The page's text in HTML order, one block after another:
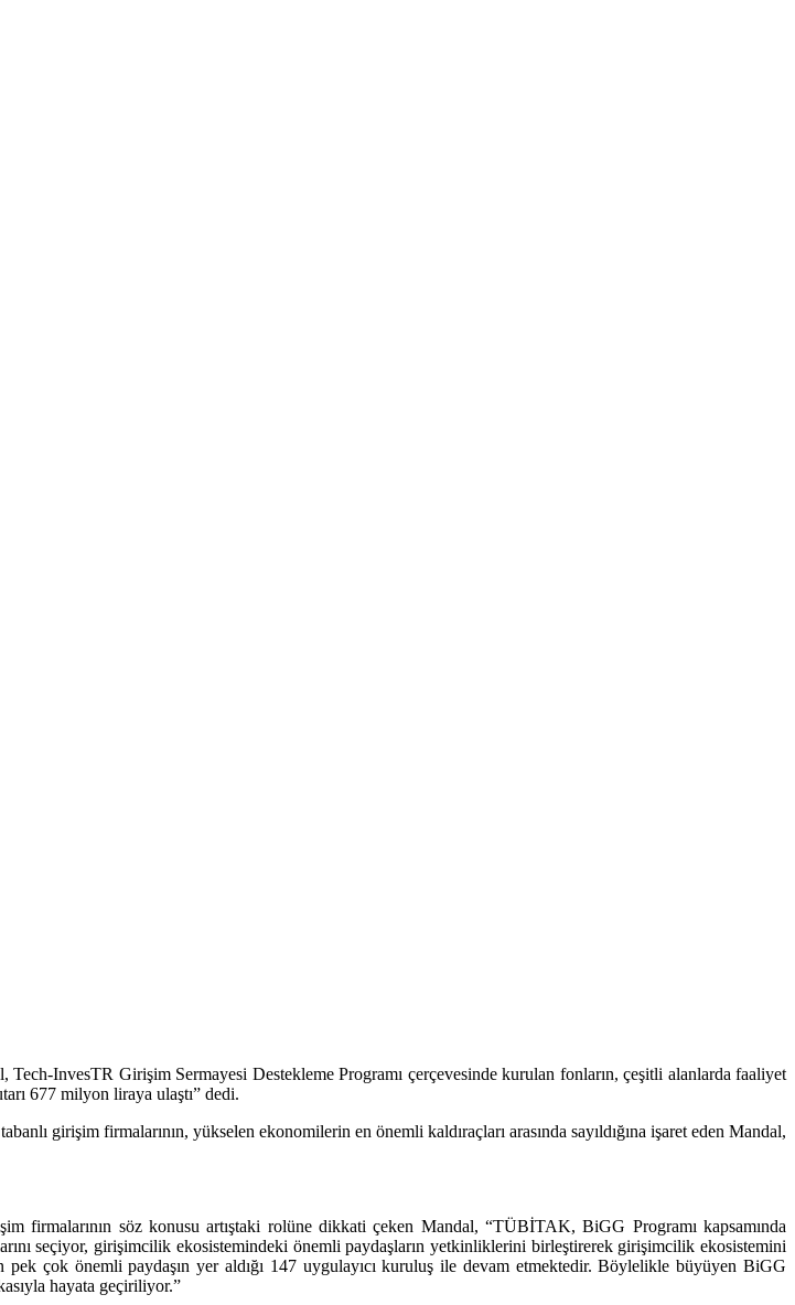
InvesTR Girişim Sermayesi Destekleme Programı çerçevesinde kurulan fonların, çeşitli alanlarda faaliyet
677 milyon liraya ulaştı” dedi.
girişim firmalarının, yükselen ekonomilerin en önemli kaldıraçları arasında sayıldığına işaret eden Mandal,
firmalarının söz konusu artıştaki rolüne dikkati çeken Mandal, “TÜBİTAK, BiGG Programı kapsamında
seçiyor, girişimcilik ekosistemindeki önemli paydaşların yetkinliklerini birleştirerek girişimcilik ekosistemini
çok önemli paydaşın yer aldığı 147 uygulayıcı kuruluş ile devam etmektedir. Böylelikle büyüyen BiGG
hayata geçiriliyor.”